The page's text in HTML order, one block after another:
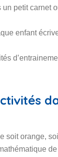
un petit carnet
enfant
soit orange,